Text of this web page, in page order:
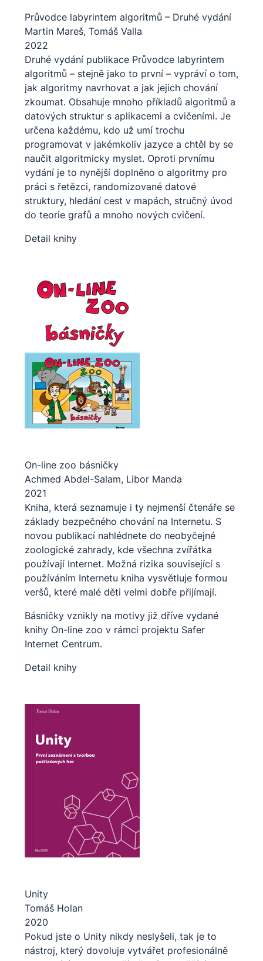
Průvodce labyrintem algoritmů –⁠⁠⁠⁠⁠⁠⁠⁠⁠⁠⁠⁠⁠⁠⁠ Druhé vydání
Martin Mareš, Tomáš Valla
2022
Druhé vydání publikace Průvodce labyrintem
algoritmů – stejně jako to první – vypráví o tom,
jak algoritmy navrhovat a jak jejich chování
zkoumat. Obsahuje mnoho příkladů algoritmů a
datových struktur s aplikacemi a cvičeními. Je
určena každému, kdo už umí trochu
programovat v jakémkoliv jazyce a chtěl by se
naučit algoritmicky myslet. Oproti prvnímu
vydání je to nynější doplněno o algoritmy pro
práci s řetězci, randomizované datové
struktury, hledání cest v mapách, stručný úvod
do teorie grafů a mnoho nových cvičení.
Detail knihy
On-line zoo básničky
Achmed Abdel-Salam, Libor Manda
2021
Kniha, která seznamuje i ty nejmenší čtenáře se
základy bezpečného chování na Internetu. S
novou publikací nahlédnete do neobyčejné
zoologické zahrady, kde všechna zvířátka
používají Internet. Možná rizika související s
používáním Internetu kniha vysvětluje formou
veršů, které malé děti velmi dobře přijímají.
Básničky vznikly na motivy již dříve vydané
knihy On-line zoo v rámci projektu Safer
Internet Centrum.
Detail knihy
Unity
Tomáš Holan
2020
Pokud jste o Unity nikdy neslyšeli, tak je to
nástroj, který dovoluje vytvářet profesionálně